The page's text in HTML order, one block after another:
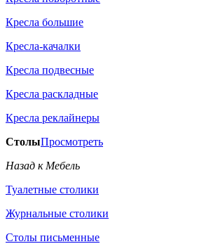
Кресла большие
Кресла-качалки
Кресла подвесные
Кресла раскладные
Кресла реклайнеры
СтолыПросмотреть
Назад к Мебель
Туалетные столики
Журнальные столики
Столы письменные